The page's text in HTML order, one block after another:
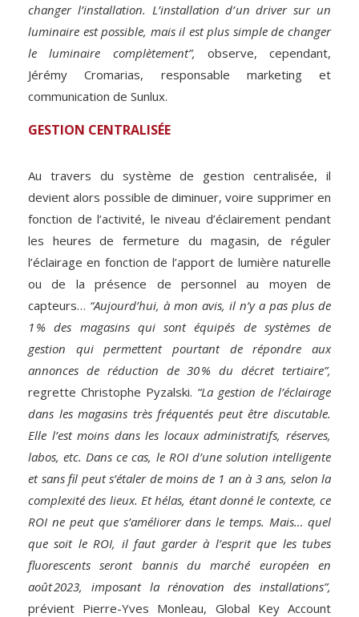
changer l’installation. L’installation d’un driver sur un
luminaire est possible, mais il est plus simple de changer
le luminaire complètement”, observe, cependant,
Jérémy Cromarias, responsable marketing et
communication de Sunlux.
GESTION CENTRALISÉE
Au travers du système de gestion centralisée, il
devient alors possible de diminuer, voire supprimer en
fonction de l’activité, le niveau d’éclairement pendant
les heures de fermeture du magasin, de réguler
l’éclairage en fonction de l’apport de lumière naturelle
ou de la présence de personnel au moyen de
capteurs… “Aujourd’hui, à mon avis, il n’y a pas plus de
1 % des magasins qui sont équipés de systèmes de
gestion qui permettent pourtant de répondre aux
annonces de réduction de 30 % du décret tertiaire”,
regrette Christophe Pyzalski. “La gestion de l’éclairage
dans les magasins très fréquentés peut être discutable.
Elle l’est moins dans les locaux administratifs, réserves,
labos, etc. Dans ce cas, le ROI d’une solution intelligente
et sans fil peut s’étaler de moins de 1 an à 3 ans, selon la
complexité des lieux. Et hélas, étant donné le contexte, ce
ROI ne peut que s’améliorer dans le temps. Mais… quel
que soit le ROI, il faut garder à l’esprit que les tubes
fluorescents seront bannis du marché européen en
août 2023, imposant la rénovation des installations”,
prévient Pierre-Yves Monleau, Global Key Account